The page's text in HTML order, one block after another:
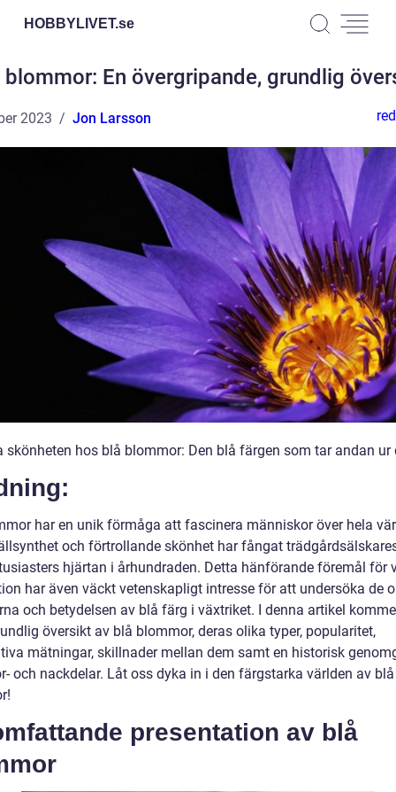
HOBBYLIVET.se
blommor: En övergripande, grundlig
2023 Jon Larsson
skönheten hos blå blommor: Den blå färgen som tar andan ur
har en unik förmåga att fascinera människor över hela
och förtrollande skönhet har fångat
hjärtan i århundraden. Detta hänförande föremål för
har även väckt vetenskapligt intresse för att undersöka de
och betydelsen av blå färg i växtriket. I denna artikel
översikt av blå blommor, deras olika typer, popularitet,
mätningar, skillnader mellan dem samt en historisk
och nackdelar. Låt oss dyka in i den färgstarka världen av blå
presentation av blå